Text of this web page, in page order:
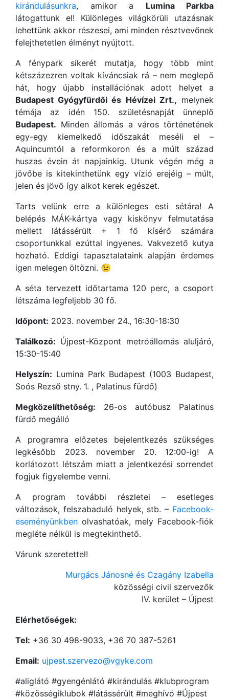
kirándulásunkra, amikor a Lumina Parkba
látogattunk el! Különleges világkörüli utazásnak
lehettünk akkor részesei, ami minden résztvevőnek
felejthetetlen élményt nyújtott.
A fénypark sikerét mutatja, hogy több mint
kétszázezren voltak kíváncsiak rá – nem meglepő
hát, hogy újabb installációnak adott helyet a
Budapest Gyógyfürdői és Hévízei Zrt., melynek
témája az idén 150. születésnapját ünneplő
Budapest. Minden állomás a város történetének
egy-egy kiemelkedő időszakát meséli el –
Aquincumtól a reformkoron és a múlt század
huszas évein át napjainkig. Utunk végén még a
jövőbe is kitekinthetünk egy vízió erejéig – múlt,
jelen és jövő így alkot kerek egészet.
Tarts velünk erre a különleges esti sétára! A
belépés MÁK-kártya vagy kiskönyv felmutatása
mellett látássérült + 1 fő kísérő számára
csoportunkkal ezúttal ingyenes. Vakvezető kutya
hozható. Eddigi tapasztalataink alapján érdemes
igen melegen öltözni. 😉
A séta tervezett időtartama 120 perc, a csoport
létszáma legfeljebb 30 fő.
Időpont: 2023. november 24., 16:30-18:30
Találkozó: Újpest-Központ metróállomás aluljáró,
15:30-15:40
Helyszín: Lumina Park Budapest (1003 Budapest,
Soós Rezső stny. 1. , Palatinus fürdő)
Megközelíthetőség: 26-os autóbusz Palatinus
fürdő megálló
A programra előzetes bejelentkezés szükséges
legkésőbb 2023. november 20. 12:00-ig! A
korlátozott létszám miatt a jelentkezési sorrendet
fogjuk figyelembe venni.
A program további részletei – esetleges
változások, felszabaduló helyek, stb. – Facebook-
eseményünkben olvashatóak, mely Facebook-fiók
megléte nélkül is megtekinthető.
Várunk szeretettel!
Murgács Jánosné és Czagány Izabella
közösségi civil szervezők
IV. kerület – Újpest
Elérhetőségek:
Tel: +36 30 498-9033, +36 70 387-5261
Email: ujpest.szervezo@vgyke.com
#aliglátó #gyengénlátó #kirándulás #klubprogram
#közösségiklubok #látássérült #meghívó #Újpest